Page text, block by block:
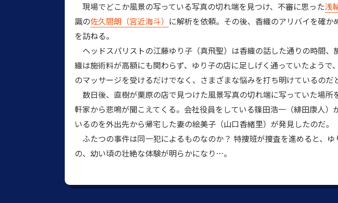
現場でどこか風景の写っている写真の切れ端を見つけ、不審に思った浅
識の佐久間朗（宮近海斗） に解析を依頼。その後、香織のアリバイを確か
を訪ねる。
ヘッドスパリストの江藤ゆり子（真飛聖）は香織の話した通りの時間、
織は施術料が高額にも関わらず、ゆり子の店に足しげく通っていたようで
のマッサージを受けるだけでなく、さまざまな悩みを打ち明けているのだ
数日後、直樹が栗原の店で見つけた風景写真の切れ端に写っていた場所
軒家から悲鳴が聞こえてくる。会社役員をしている篠田浩一（緋田康人）
いるのを外出先から帰宅した妻の絵美子（山口香緒里）が発見したのだ。
ふたつの事件は同一犯によるものなのか？ 特捜班が捜査を進めると、
の、幼い頃の壮絶な体験が明らかになり…。